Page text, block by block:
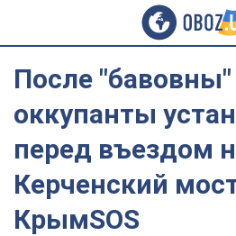
После
оккупанты
перед въездом
Керченский
КрымSOS